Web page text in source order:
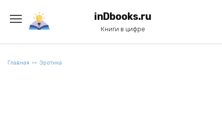
содержанию
inDbooks.ru
Книги в цифре
Главная Эротика